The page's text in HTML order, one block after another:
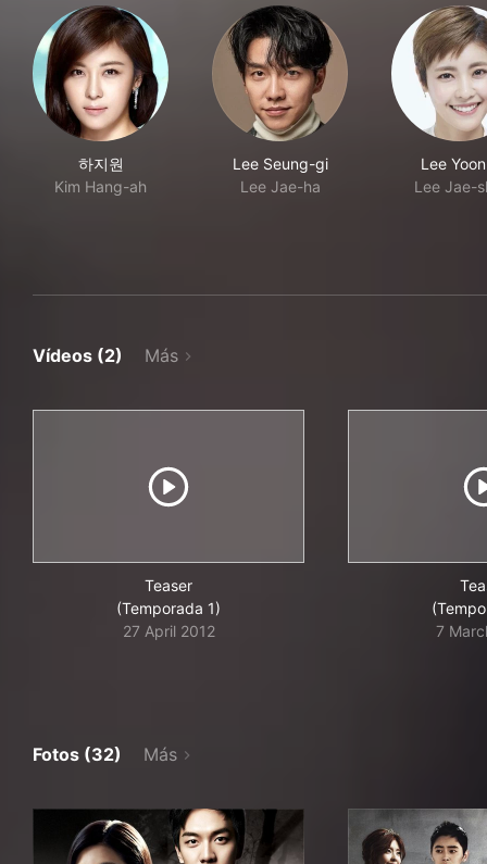
하지원
Kim Hang-ah
Lee Seung-gi
Lee Jae-ha
Lee
Lee Jae-
Vídeos (2) Más
Teaser
(Temporada 1)
27 April 2012
7
Fotos (32) Más